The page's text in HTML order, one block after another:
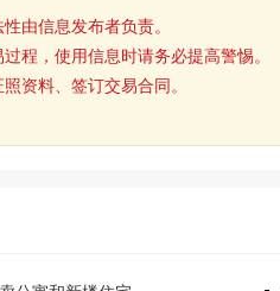
由信息发布者负责。
程，使用信息时请务必提高警惕。
资料、签订交易合同。